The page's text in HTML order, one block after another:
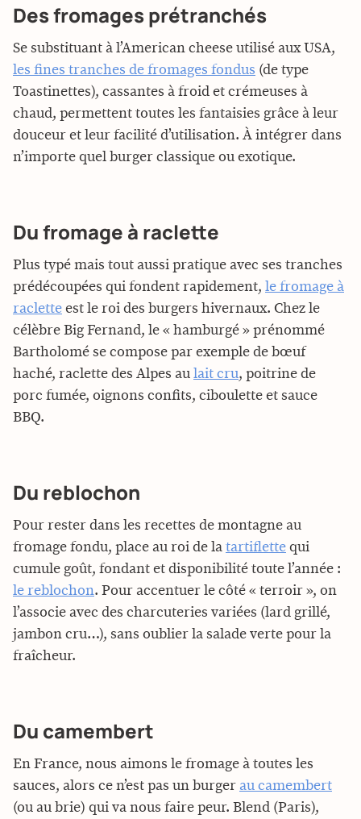
Des fromages prétranchés
Se substituant à l’American cheese utilisé aux USA,
les fines tranches de fromages fondus (de type
Toastinettes), cassantes à froid et crémeuses à
chaud, permettent toutes les fantaisies grâce à leur
douceur et leur facilité d’utilisation. À intégrer dans
n’importe quel burger classique ou exotique.
Du fromage à raclette
Plus typé mais tout aussi pratique avec ses tranches
prédécoupées qui fondent rapidement, le fromage à
raclette est le roi des burgers hivernaux. Chez le
célèbre Big Fernand, le « hamburgé » prénommé
Bartholomé se compose par exemple de bœuf
haché, raclette des Alpes au lait cru, poitrine de
porc fumée, oignons confits, ciboulette et sauce
BBQ.
Du reblochon
Pour rester dans les recettes de montagne au
fromage fondu, place au roi de la tartiflette qui
cumule goût, fondant et disponibilité toute l’année :
le reblochon. Pour accentuer le côté « terroir », on
l’associe avec des charcuteries variées (lard grillé,
jambon cru…), sans oublier la salade verte pour la
fraîcheur.
Du camembert
En France, nous aimons le fromage à toutes les
sauces, alors ce n’est pas un burger au camembert
(ou au brie) qui va nous faire peur. Blend (Paris),